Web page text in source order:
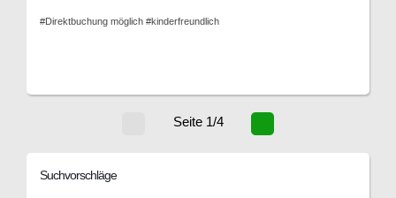
#Direktbuchung möglich #kinderfreundlich
Seite 1/4
Suchvorschläge